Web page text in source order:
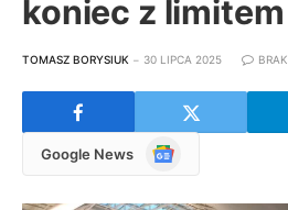
koniec z limitem
TOMASZ BORYSIUK 30 LIPCA 2025
Google News
Google